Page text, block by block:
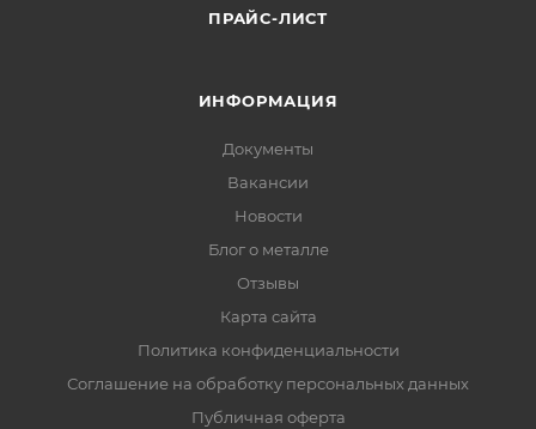
ПРАЙС-ЛИСТ
ИНФОРМАЦИЯ
Документы
Вакансии
Новости
Блог о металле
Отзывы
Карта сайта
Политика конфиденциальности
Соглашение на обработку персональных данных
Публичная оферта